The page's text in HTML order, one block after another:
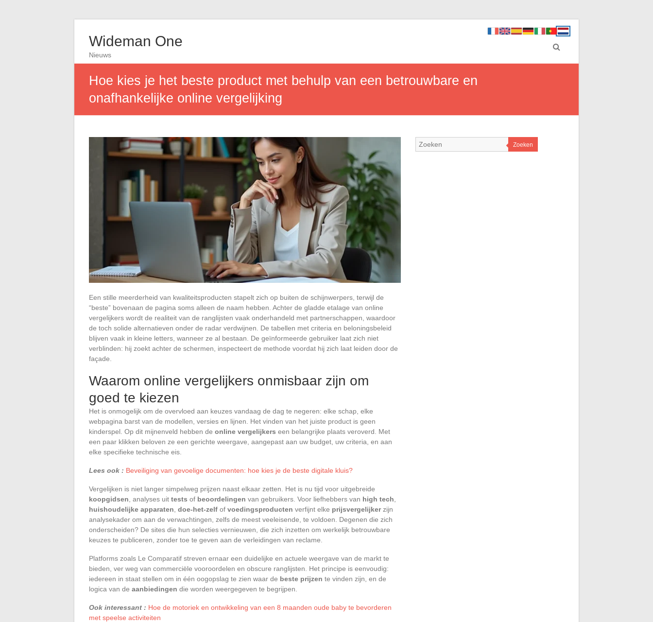
Wideman One
Nieuws
Hoe kies je het beste product met behulp van een betrouwbare en
onafhankelijke online vergelijking
Een stille meerderheid van kwaliteitsproducten stapelt zich op buiten de schijnwerpers, terwijl de
“beste” bovenaan de pagina soms alleen de naam hebben. Achter de gladde etalage van online
vergelijkers wordt de realiteit van de ranglijsten vaak onderhandeld met partnerschappen, waardoor
de toch solide alternatieven onder de radar verdwijnen. De tabellen met criteria en beloningsbeleid
blijven vaak in kleine letters, wanneer ze al bestaan. De geïnformeerde gebruiker laat zich niet
verblinden: hij zoekt achter de schermen, inspecteert de methode voordat hij zich laat leiden door de
façade.
Waarom online vergelijkers onmisbaar zijn om
goed te kiezen
Het is onmogelijk om de overvloed aan keuzes vandaag de dag te negeren: elke schap, elke
webpagina barst van de modellen, versies en lijnen. Het vinden van het juiste product is geen
kinderspel. Op dit mijnenveld hebben de online vergelijkers een belangrijke plaats veroverd. Met
een paar klikken beloven ze een gerichte weergave, aangepast aan uw budget, uw criteria, en aan
elke specifieke technische eis.
Lees ook : Beveiliging van gevoelige documenten: hoe kies je de beste digitale kluis?
Vergelijken is niet langer simpelweg prijzen naast elkaar zetten. Het is nu tijd voor uitgebreide
koopgidsen , analyses uit tests of beoordelingen van gebruikers. Voor liefhebbers van high tech
huishoudelijke apparaten doe-het-zelf of voedingsproducten verfijnt elke prijsvergelijkerzijn
analysekader om aan de verwachtingen, zelfs de meest veeleisende, te voldoen. Degenen die zich
onderscheiden? De sites die hun selecties vernieuwen, die zich inzetten om werkelijk betrouwbare
keuzes te publiceren, zonder toe te geven aan de verleidingen van reclame.
Platforms zoals Le Comparatif streven ernaar een duidelijke en actuele weergave van de markt te
bieden, ver weg van commerciële vooroordelen en obscure ranglijsten. Het principe is eenvoudig:
iedereen in staat stellen om in één oogopslag te zien waar de beste prijzen te vinden zijn, en de
logica van de aanbiedingen die worden weergegeven te begrijpen.
Ook interessant : Hoe de motoriek en ontwikkeling van een 8 maanden oude baby te bevorderen
met speelse activiteiten
Zoeken